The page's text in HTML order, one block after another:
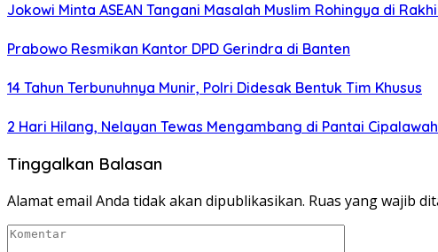
Jokowi Minta ASEAN Tangani Masalah Muslim Rohingya di
Prabowo Resmikan Kantor DPD Gerindra di Banten
14 Tahun Terbunuhnya Munir, Polri Didesak Bentuk Tim Khusus
2 Hari Hilang, Nelayan Tewas Mengambang di Pantai
Tinggalkan Balasan
Alamat email Anda tidak akan dipublikasikan. Ruas yang wajib